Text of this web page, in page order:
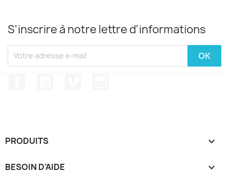
S'inscrire à notre lettre d'informations
PRODUITS 
BESOIN D'AIDE 